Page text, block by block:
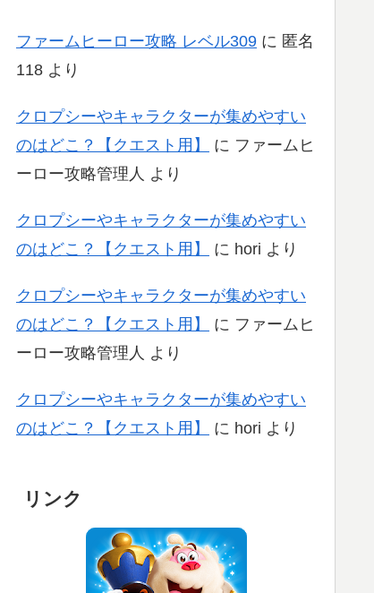
ファームヒーロー攻略 レベル309 に 匿名
118 より
クロプシーやキャラクターが集めやすい
のはどこ？【クエスト用】
に ファームヒ
ーロー攻略管理人 より
クロプシーやキャラクターが集めやすい
のはどこ？【クエスト用】
に hori より
クロプシーやキャラクターが集めやすい
のはどこ？【クエスト用】
に ファームヒ
ーロー攻略管理人 より
クロプシーやキャラクターが集めやすい
のはどこ？【クエスト用】
に hori より
リンク